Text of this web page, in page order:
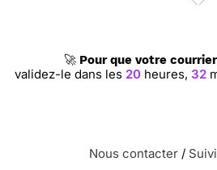
🚀 Pour que votre
validez-le dans les 20 heures, 32
Nous contacter /